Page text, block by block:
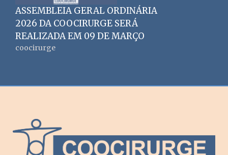
ASSEMBLEIA GERAL ORDINÁRIA
2026 DA COOCIRURGE SERÁ
REALIZADA EM 09 DE MARÇO
coocirurge